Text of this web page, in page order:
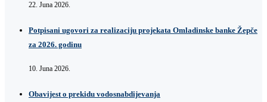
22. Juna 2026.
Potpisani ugovori za realizaciju projekata Omladinske banke Žepče
za 2026. godinu
10. Juna 2026.
Obavijest o prekidu vodosnabdijevanja